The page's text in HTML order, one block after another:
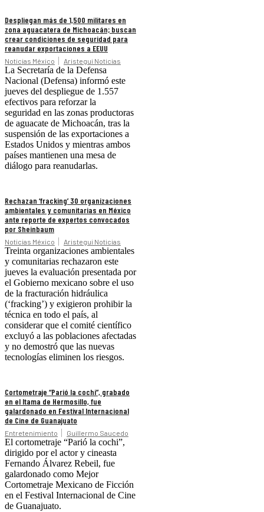
Despliegan más de 1,500 militares en
zona aguacatera de Michoacán; buscan
crear condiciones de seguridad para
reanudar exportaciones a EEUU
Noticias México Aristegui Noticias
La Secretaría de la Defensa
Nacional (Defensa) informó este
jueves del despliegue de 1.557
efectivos para reforzar la
seguridad en las zonas productoras
de aguacate de Michoacán, tras la
suspensión de las exportaciones a
Estados Unidos y mientras ambos
países mantienen una mesa de
diálogo para reanudarlas.
Rechazan ‘fracking’ 30 organizaciones
ambientales y comunitarias en México
ante reporte de expertos convocados
por Sheinbaum
Noticias México Aristegui Noticias
Treinta organizaciones ambientales
y comunitarias rechazaron este
jueves la evaluación presentada por
el Gobierno mexicano sobre el uso
de la fracturación hidráulica
(‘fracking’) y exigieron prohibir la
técnica en todo el país, al
considerar que el comité científico
excluyó a las poblaciones afectadas
y no demostró que las nuevas
tecnologías eliminen los riesgos.
Cortometraje “Parió la cochi”, grabado
en el Itama de Hermosillo, fue
galardonado en Festival Internacional
de Cine de Guanajuato
Entretenimiento Guillermo Saucedo
El cortometraje “Parió la cochi”,
dirigido por el actor y cineasta
Fernando Álvarez Rebeil, fue
galardonado como Mejor
Cortometraje Mexicano de Ficción
en el Festival Internacional de Cine
de Guanajuato.